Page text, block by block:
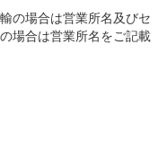
の場合は営業所名及びセ
場合は営業所名をご記載